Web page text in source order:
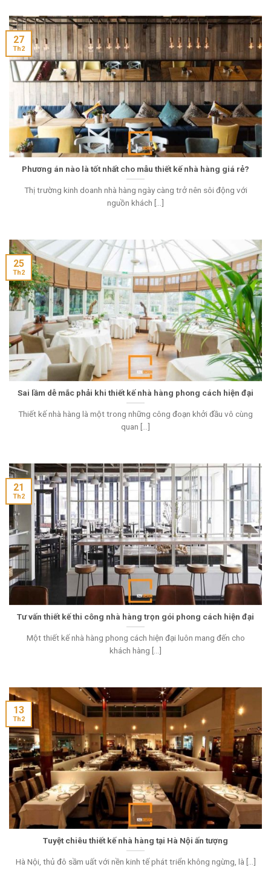
Phương án nào là tốt nhất cho mẫu thiết kế nhà hàng giá rẻ?
Thị trường kinh doanh nhà hàng ngày càng trở nên sôi động với
nguồn khách [...]
27
Th2
Sai lầm dễ mắc phải khi thiết kế nhà hàng phong cách hiện đại
Thiết kế nhà hàng là một trong những công đoạn khởi đầu vô cùng
quan [...]
25
Th2
Tư vấn thiết kế thi công nhà hàng trọn gói phong cách hiện đại
Một thiết kế nhà hàng phong cách hiện đại luôn mang đến cho
khách hàng [...]
21
Th2
Tuyệt chiêu thiết kế nhà hàng tại Hà Nội ấn tượng
Hà Nội, thủ đô sầm uất với nền kinh tế phát triển không ngừng, là [...]
13
Th2